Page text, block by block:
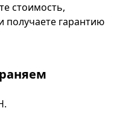
стоимость,
получаете гарантию